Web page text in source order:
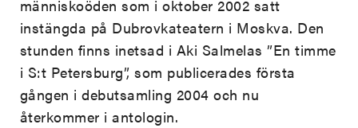
människoöden som i oktober 2002 satt
instängda på Dubrovkateatern i Moskva. Den
stunden finns inetsad i Aki Salmelas ”En timme
i S:t Petersburg”, som publicerades första
gången i debutsamling 2004 och nu
återkommer i antologin.